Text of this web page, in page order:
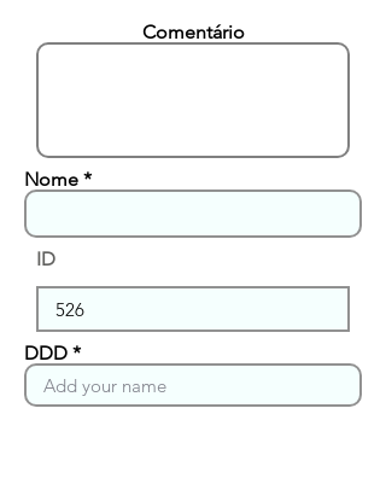
Comentário
Nome
ID
DDD